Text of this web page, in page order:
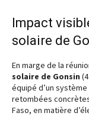
Impact
solaire de
En marge de la
solaire de Gonsin
équipé d’un système
retombées
Faso, en matière